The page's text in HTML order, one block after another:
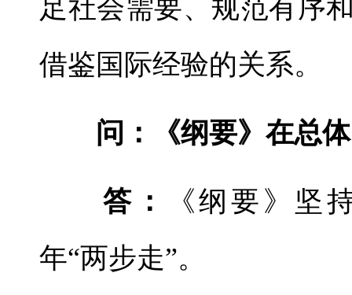
足社会需要、规范有序
借鉴国际经验的关系。
问：《纲要》在总
答：
《纲要》坚
年“两步走”。